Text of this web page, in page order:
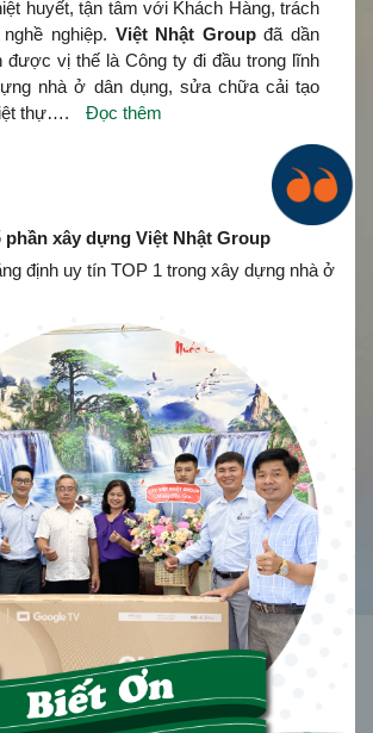
huyết, tận tâm với Khách Hàng, trách
nghiệp. Việt Nhật Groupđã dần
được vị thế là Công ty đi đầu trong lĩnh
nhà ở dân dụng, sửa chữa cải tạo
thự….
Đọc thêm
phần xây dựng Việt Nhật Group
định uy tín TOP 1 trong xây dựng nhà ở